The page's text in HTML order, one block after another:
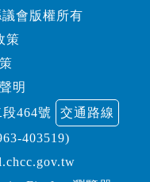
會版權所有
策
明
464號
交通路線
403519)